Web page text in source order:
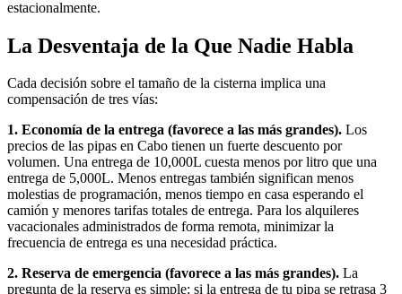
estacionalmente.
La Desventaja de la Que Nadie Habla
Cada decisión sobre el tamaño de la cisterna implica una
compensación de tres vías:
1. Economía de la entrega (favorece a las más grandes). Los
precios de las pipas en Cabo tienen un fuerte descuento por
volumen. Una entrega de 10,000L cuesta menos por litro que una
entrega de 5,000L. Menos entregas también significan menos
molestias de programación, menos tiempo en casa esperando el
camión y menores tarifas totales de entrega. Para los alquileres
vacacionales administrados de forma remota, minimizar la
frecuencia de entrega es una necesidad práctica.
2. Reserva de emergencia (favorece a las más grandes). La
pregunta de la reserva es simple: si la entrega de tu pipa se retrasa 3